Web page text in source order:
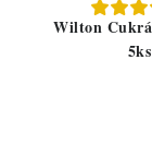
Wilton
5ks